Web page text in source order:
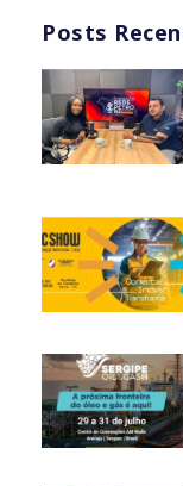
Posts